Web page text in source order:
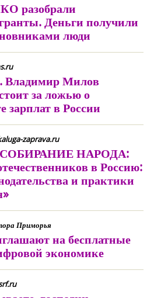
разобрали
Деньги получили
люди
Владимир Милов
за ложью о
зарплат в России
zaprava.ru
НАРОДА:
в Россию:
и практики
Приморья
на бесплатные
экономике